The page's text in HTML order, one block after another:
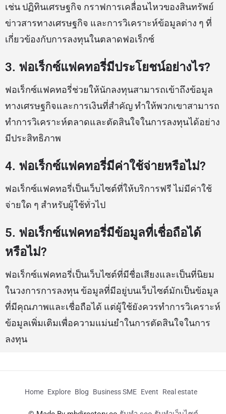
เช่น ปฏิทินเศรษฐกิจ กราฟการเคลื่อนไหวของสินทรัพย์
ข่าวสารทางเศรษฐกิจ และการวิเคราะห์ข้อมูลต่าง ๆ ที่
เกี่ยวข้องกับการลงทุนในตลาดฟอเร็กซ์
3. ฟอเร็กซ์แฟคทอรี่มีประโยชน์อย่างไร?
ฟอเร็กซ์แฟคทอรี่ช่วยให้นักลงทุนสามารถเข้าถึงข้อมูล
ทางเศรษฐกิจและการเงินที่สำคัญ ทำให้พวกเขาสามารถ
ทำการวิเคราะห์ตลาดและตัดสินใจในการลงทุนได้อย่าง
มีประสิทธิภาพ
4. ฟอเร็กซ์แฟคทอรี่มีค่าใช้จ่ายหรือไม่?
ฟอเร็กซ์แฟคทอรี่เป็นเว็บไซต์ที่ให้บริการฟรี ไม่มีค่าใช้
จ่ายใด ๆ สำหรับผู้ใช้ทั่วไป
5. ฟอเร็กซ์แฟคทอรี่มีข้อมูลที่เชื่อถือได้
หรือไม่?
ฟอเร็กซ์แฟคทอรี่เป็นเว็บไซต์ที่มีชื่อเสียงและเป็นที่นิยม
ในวงการการลงทุน ข้อมูลที่มีอยู่บนเว็บไซต์มักเป็นข้อมูล
ที่มีคุณภาพและเชื่อถือได้ แต่ผู้ใช้ยังควรทำการวิเคราะห์
ข้อมูลเพิ่มเติมเพื่อความแม่นยำในการตัดสินใจในการ
ลงทุน
Home Explore Blog Business SME Event Real estate